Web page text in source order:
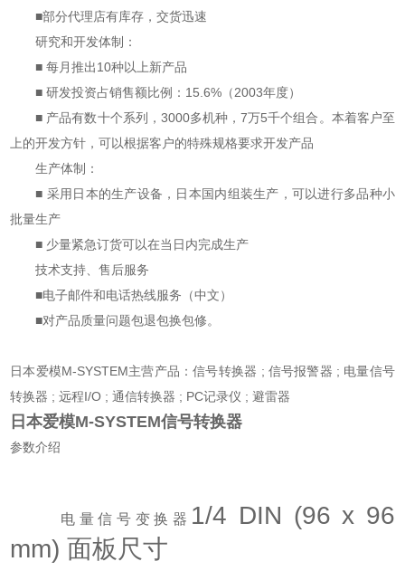
■部分代理店有库存，交货迅速
研究和开发体制：
■ 每月推出10种以上新产品
■ 研发投资占销售额比例：15.6%（2003年度）
■ 产品有数十个系列，3000多机种，7万5千个组合。本着客户至
上的开发方针，可以根据客户的特殊规格要求开发产品
生产体制：
■ 采用日本的生产设备，日本国内组装生产，可以进行多品种小
批量生产
■ 少量紧急订货可以在当日内完成生产
技术支持、售后服务
■电子邮件和电话热线服务（中文）
■对产品质量问题包退包换包修。
日本爱模M-SYSTEM主营产品：信号转换器 ; 信号报警器 ; 电量信号
转换器 ; 远程I/O ; 通信转换器 ; PC记录仪 ; 避雷器
日本爱模M-SYSTEM信号转换器
参数介绍
电量信号变换器 1/4 DIN (96 x 96
mm) 面板尺寸